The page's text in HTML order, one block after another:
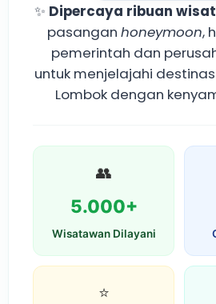
✨ Dipercaya ribuan
pasangan honeymoon,
pemerintah dan
untuk menjelajahi
Lombok dengan
👥
5.000+
Wisatawan Dilayani
⭐